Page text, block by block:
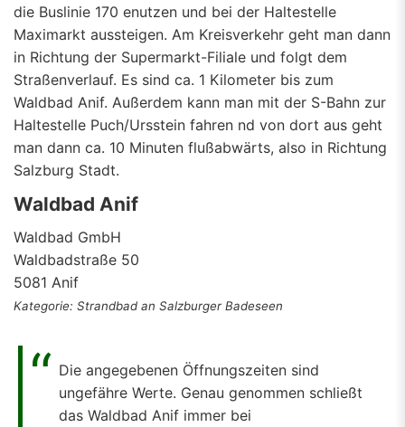
die Buslinie 170 enutzen und bei der Haltestelle
Maximarkt aussteigen. Am Kreisverkehr geht man dann
in Richtung der Supermarkt-Filiale und folgt dem
Straßenverlauf. Es sind ca. 1 Kilometer bis zum
Waldbad Anif. Außerdem kann man mit der S-Bahn zur
Haltestelle Puch/Ursstein fahren nd von dort aus geht
man dann ca. 10 Minuten flußabwärts, also in Richtung
Salzburg Stadt.
Waldbad Anif
Waldbad GmbH
Waldbadstraße 50
5081 Anif
Kategorie: Strandbad an Salzburger Badeseen
Die angegebenen Öffnungszeiten sind
ungefähre Werte. Genau genommen schließt
das Waldbad Anif immer bei